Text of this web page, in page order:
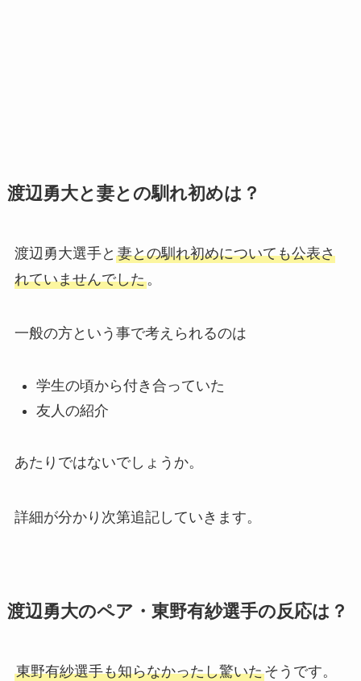
渡辺勇大と妻との馴れ初めは？
渡辺勇大選手と 妻との馴れ初めについても公表さ
れていませんでした。
一般の方という事で考えられるのは
学生の頃から付き合っていた
友人の紹介
あたりではないでしょうか。
詳細が分かり次第追記していきます。
渡辺勇大のペア・東野有紗選手の反応は？
東野有紗選手も知らなかったし驚いたそうです。